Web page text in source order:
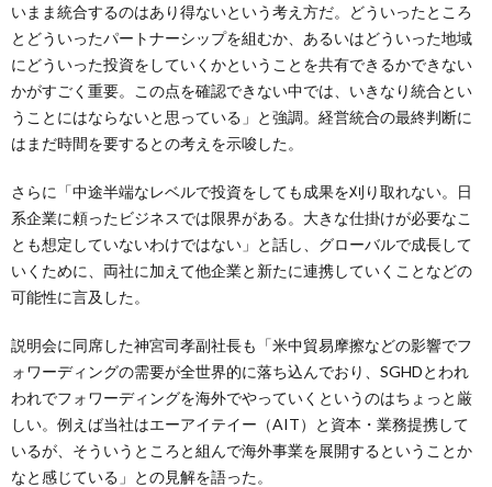
いまま統合するのはあり得ないという考え方だ。どういったところ
とどういったパートナーシップを組むか、あるいはどういった地域
にどういった投資をしていくかということを共有できるかできない
かがすごく重要。この点を確認できない中では、いきなり統合とい
うことにはならないと思っている」と強調。経営統合の最終判断に
はまだ時間を要するとの考えを示唆した。
さらに「中途半端なレベルで投資をしても成果を刈り取れない。日
系企業に頼ったビジネスでは限界がある。大きな仕掛けが必要なこ
とも想定していないわけではない」と話し、グローバルで成長して
いくために、両社に加えて他企業と新たに連携していくことなどの
可能性に言及した。
説明会に同席した神宮司孝副社長も「米中貿易摩擦などの影響でフ
ォワーディングの需要が全世界的に落ち込んでおり、SGHDとわれ
われでフォワーディングを海外でやっていくというのはちょっと厳
しい。例えば当社はエーアイテイー（AIT）と資本・業務提携して
いるが、そういうところと組んで海外事業を展開するということか
なと感じている」との見解を語った。